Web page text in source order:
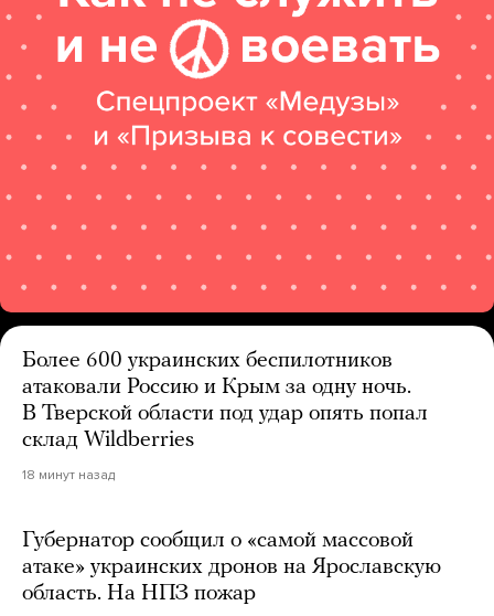
Более 600 украинских беспилотников
атаковали Россию и Крым за одну ночь.
В Тверской области под удар опять попал
склад Wildberries
18 минут назад
Губернатор сообщил о «самой массовой
атаке» украинских дронов на Ярославскую
область. На НПЗ пожар